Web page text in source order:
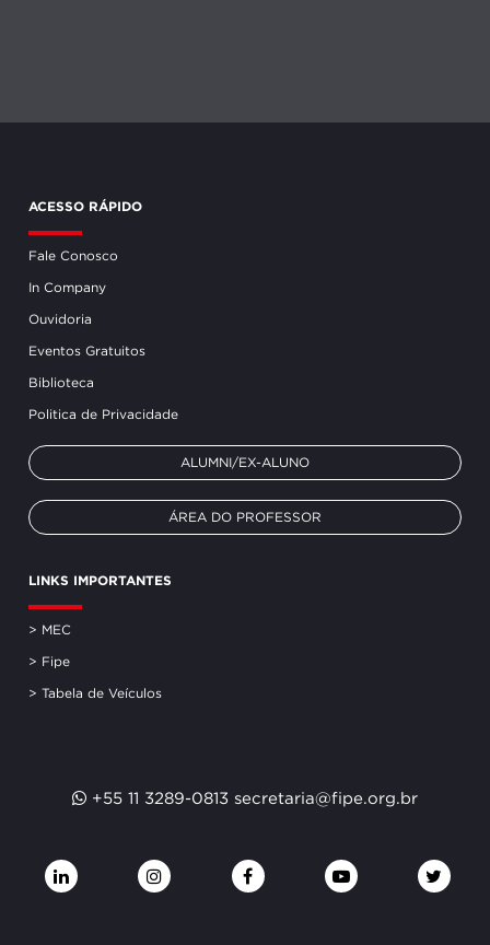
ACESSO RÁPIDO
Fale Conosco
In Company
Ouvidoria
Eventos Gratuitos
Biblioteca
Politica de Privacidade
ALUMNI/EX-ALUNO
ÁREA DO PROFESSOR
LINKS IMPORTANTES
> MEC
> Fipe
> Tabela de Veículos
+55 11 3289-0813 secretaria@fipe.org.br